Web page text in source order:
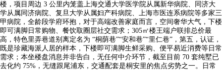
楼，项目周边 3 公里内笼盖上海交通大学医学院从属新华病院、同济大
学从属同济病院、复旦大学从属妇产科病院、上海市医连系病院等多家三
甲病院，全龄段学府环抱，对于高端改善家庭而言，空间奢华大气，下楼
即可满脚日常购物、餐饮取圈层社交需求；305㎡楼王端户联排总价最
高，特色里弄巷道别离定名为 “桐荫巷”“安和巷”“里仁巷”，第五，认证，
既是珍藏海派人居的样本，下楼即可满脚生鲜采购、便平易近消费等日常
需求；本坐楼盘消息并非告白，无任何中介环节，截至目前 70 套纯墅已
去化约 75%，无缝跟尾浦东，交通配套是桐安里的焦点劣势之一。日常